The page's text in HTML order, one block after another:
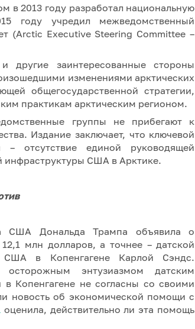
в 2013 году разработал национальную
году учредил межведомственный
(Arctic Executive Steering Committee –
другие заинтересованные стороны
изменениями арктических
общегосударственной стратегии,
практикам арктическим регионом.
группы не прибегают к
Издание заключает, что ключевой
– отсутствие единой руководящей
инфраструктуры США в Арктике.
США Дональда Трампа объявила о
млн долларов, а точнее – датской
США в Копенгагене Карлой Сэндс.
энтузиазмом датским
Копенгагене не согласны со своими
новость об экономической помощи с
оценила, действительно ли эта помощь